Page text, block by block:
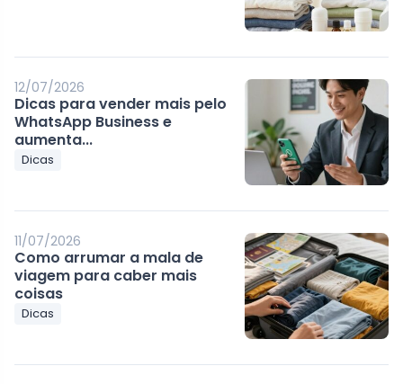
12/07/2026
Dicas para vender mais pelo
WhatsApp Business e
aumenta...
Dicas
11/07/2026
Como arrumar a mala de
viagem para caber mais
coisas
Dicas